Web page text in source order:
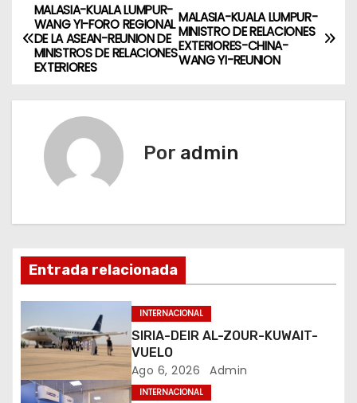
N
a
c
i
ó
n
d
e
MALASIA-KUALA LUMPUR-
MINISTRO DE RELACIONES
EXTERIORES-CHINA-
WANG YI-REUNION
MALASIA-KUALA LUMPUR-
WANG YI-FORO REGIONAL
DE LA ASEAN-REUNION DE
MINISTROS DE RELACIONES
EXTERIORES
Por admin
Entrada relacionada
INTERNACIONAL
SIRIA-DEIR AL-ZOUR-KUWAIT-
VUELO
Ago 6, 2026 Admin
INTERNACIONAL